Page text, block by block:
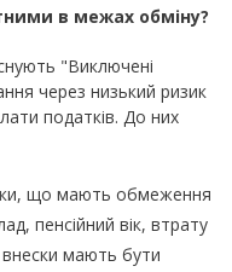
в межах обміну?
"Виключені
через низький ризик
податків. До них
що мають обмеження
пенсійний вік, втрату
внески мають бути